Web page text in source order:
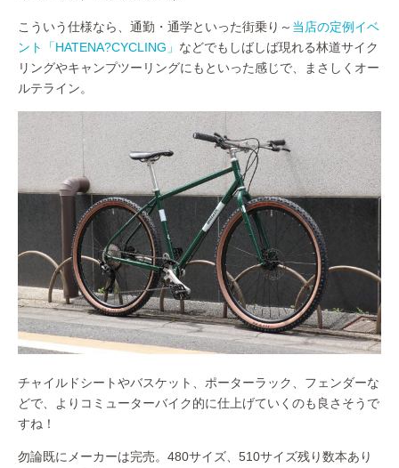
こういう仕様なら、通勤・通学といった街乗り～ 当店の定例イベ
ント「HATENA?CYCLING」 などでもしばしば現れる林道サイク
リングやキャンプツーリングにもといった感じで、まさしくオー
ルテライン。
チャイルドシートやバスケット、ポーターラック、フェンダーな
どで、よりコミューターバイク的に仕上げていくのも良さそうで
すね！
勿論既にメーカーは完売。480サイズ、510サイズ残り数本あり